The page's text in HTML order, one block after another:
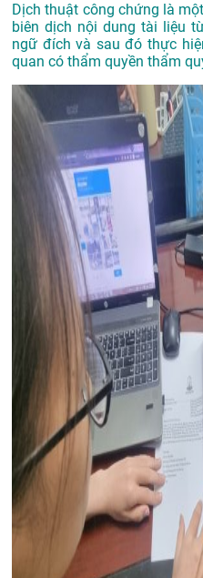
Dịch thuật công chứng là
biên dịch nội dung tài liệu
ngữ đích và sau đó thực
quan có thẩm quyền thẩm